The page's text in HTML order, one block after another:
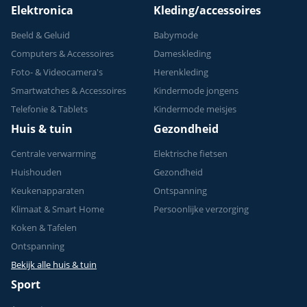
Elektronica
Beeld & Geluid
Computers & Accessoires
Foto- & Videocamera's
Smartwatches & Accessoires
Telefonie & Tablets
Kleding/accessoires
Babymode
Dameskleding
Herenkleding
Kindermode jongens
Kindermode meisjes
Huis & tuin
Centrale verwarming
Huishouden
Keukenapparaten
Klimaat & Smart Home
Koken & Tafelen
Ontspanning
Bekijk alle huis & tuin
Gezondheid
Elektrische fietsen
Gezondheid
Ontspanning
Persoonlijke verzorging
Sport